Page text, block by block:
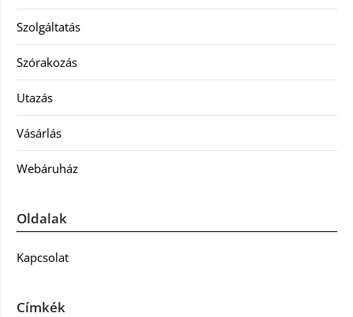
Szolgáltatás
Szórakozás
Utazás
Vásárlás
Webáruház
Oldalak
Kapcsolat
Címkék